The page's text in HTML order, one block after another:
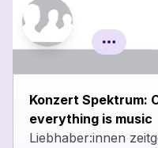
Konzert Spektrum:
everything is music
Liebhaber:innen